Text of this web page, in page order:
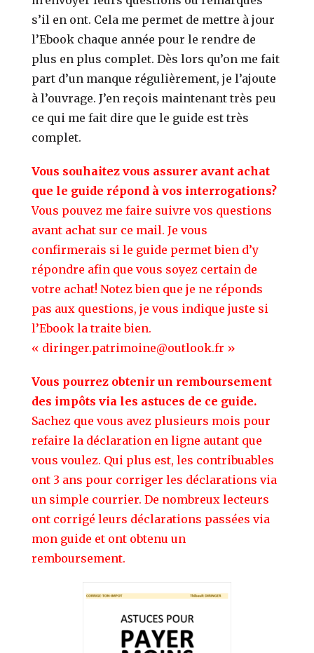
s’il en ont. Cela me permet de mettre à jour
l’Ebook chaque année pour le rendre de
plus en plus complet. Dès lors qu’on me fait
part d’un manque régulièrement, je l’ajoute
à l’ouvrage. J’en reçois maintenant très peu
ce qui me fait dire que le guide est très
complet.
Vous souhaitez vous assurer avant achat
que le guide répond à vos interrogations?
Vous pouvez me faire suivre vos questions
avant achat sur ce mail. Je vous
confirmerais si le guide permet bien d’y
répondre afin que vous soyez certain de
votre achat! Notez bien que je ne réponds
pas aux questions, je vous indique juste si
l’Ebook la traite bien.
« diringer.patrimoine@outlook.fr »
Vous pourrez obtenir un remboursement
des impôts via les astuces de ce guide.
Sachez que vous avez plusieurs mois pour
refaire la déclaration en ligne autant que
vous voulez. Qui plus est, les contribuables
ont 3 ans pour corriger les déclarations via
un simple courrier. De nombreux lecteurs
ont corrigé leurs déclarations passées via
mon guide et ont obtenu un
remboursement.